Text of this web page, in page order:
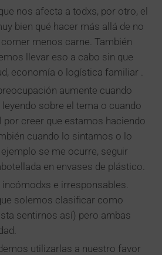
nos afecta a todxs, por otro, el
bien qué hacer más allá de no
menos carne. También
llevar eso a cabo sin que
economía o logística familiar .
aumente cuando
sobre el tema o cuando
por creer que estamos haciendo
cuando lo sintamos o lo
se me ocurre, seguir
en envases de plástico.
e irresponsables.
solemos clasificar como
sentirnos así) pero ambas
utilizarlas a nuestro favor